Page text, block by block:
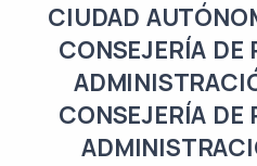
CIUDAD
CONSEJERÍA DE
CONSEJERÍA DE